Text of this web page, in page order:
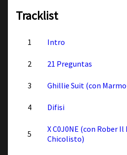
Tracklist
1 Intro
2 21 Preguntas
3 Ghillie Suit (con
4 Difisi
5
X C0J0NE (con Rober
Chicolisto)